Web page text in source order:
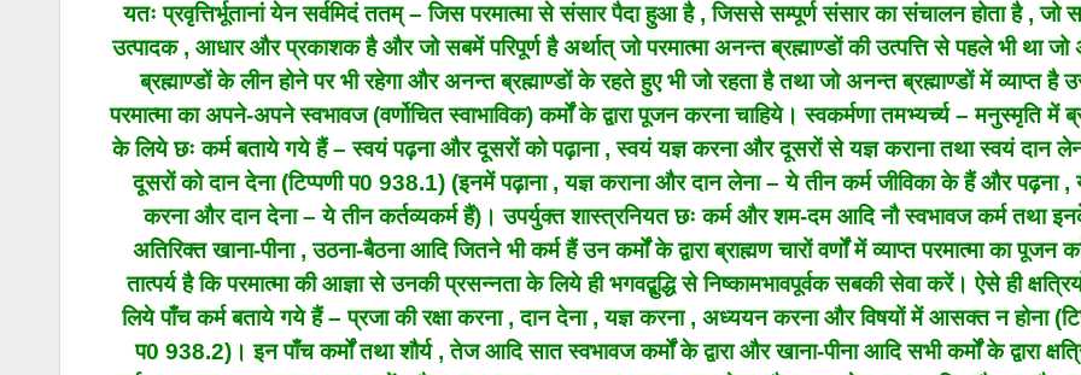
यतः प्रवृत्तिर्भूतानां येन सर्वमिदं ततम् – जिस परमात्मा से संसार पैदा हुआ है , जिससे सम्पूर्ण संसार का संचालन होता है , जो
उत्पादक , आधार और प्रकाशक है और जो सबमें परिपूर्ण है अर्थात् जो परमात्मा अनन्त ब्रह्माण्डों की उत्पत्ति से पहले भी था
ब्रह्माण्डों के लीन होने पर भी रहेगा और अनन्त ब्रह्माण्डों के रहते हुए भी जो रहता है तथा जो अनन्त ब्रह्माण्डों में व्याप्त है
परमात्मा का अपने-अपने स्वभावज (वर्णोचित स्वाभाविक) कर्मों के द्वारा पूजन करना चाहिये। स्वकर्मणा तमभ्यर्च्य – मनुस्मृति में
के लिये छः कर्म बताये गये हैं – स्वयं पढ़ना और दूसरों को पढ़ाना , स्वयं यज्ञ करना और दूसरों से यज्ञ कराना तथा स्वयं दान
दूसरों को दान देना (टिप्पणी प0 938.1) (इनमें पढ़ाना , यज्ञ कराना और दान लेना – ये तीन कर्म जीविका के हैं और पढ़ना ,
करना और दान देना – ये तीन कर्तव्यकर्म हैं)। उपर्युक्त शास्त्रनियत छः कर्म और शम-दम आदि नौ स्वभावज कर्म तथा
अतिरिक्त खाना-पीना , उठना-बैठना आदि जितने भी कर्म हैं उन कर्मों के द्वारा ब्राह्मण चारों वर्णों में व्याप्त परमात्मा का पूजन
तात्पर्य है कि परमात्मा की आज्ञा से उनकी प्रसन्नता के लिये ही भगवद्बुद्धि से निष्कामभावपूर्वक सबकी सेवा करें। ऐसे ही
लिये पाँच कर्म बताये गये हैं – प्रजा की रक्षा करना , दान देना , यज्ञ करना , अध्ययन करना और विषयों में आसक्त न होना
प0 938.2)। इन पाँच कर्मों तथा शौर्य , तेज आदि सात स्वभावज कर्मों के द्वारा और खाना-पीना आदि सभी कर्मों के द्वारा